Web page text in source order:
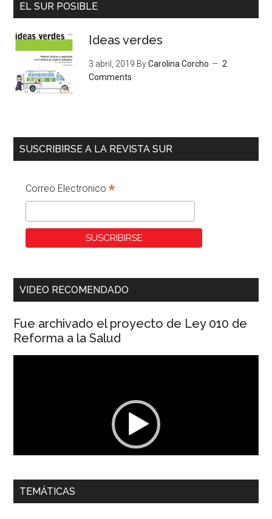
EL SUR POSIBLE
Ideas verdes
3 abril, 2019 ByCarolina Corcho
2
Comments
SUSCRIBIRSE A LA REVISTA SUR
Correo Electronico*
VIDEO RECOMENDADO
Fue archivado el proyecto de Ley 010 de
Reforma a la Salud
00:00 01:04
Dra. Carolina Corcho Mejía,Presidenta Corporación
TEMÁTICAS